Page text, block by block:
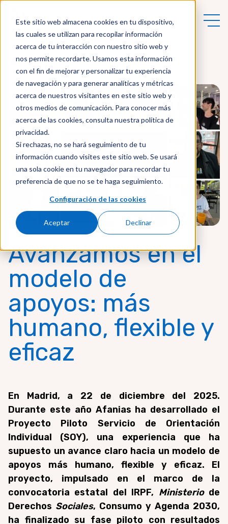
Este sitio web almacena cookies en tu dispositivo,
las cuales se utilizan para recopilar información
acerca de tu interacción con nuestro sitio web y
nos permite recordarte. Usamos esta información
con el fin de mejorar y personalizar tu experiencia
de navegación y para generar analíticas y métricas
acerca de nuestros visitantes en este sitio web y
otros medios de comunicación. Para conocer más
acerca de las cookies, consulta nuestra política de
privacidad.
Si rechazas, no se hará seguimiento de tu
información cuando visites este sitio web. Se usará
una sola cookie en tu navegador para recordar tu
preferencia de que no se te haga seguimiento.
Configuración de las cookies
Aceptar Declinar
Actualidad
Avanzamos en el
modelo de
apoyos: más
humano, flexible y
eficaz
En Madrid, a 22 de diciembre del 2025.
Durante este año Afanias ha desarrollado el
Proyecto Piloto Servicio de Orientación
Individual (SOY), una experiencia que ha
supuesto un avance claro hacia un modelo de
apoyos más humano, flexible y eficaz. El
proyecto, impulsado en el marco de la
convocatoria estatal del IRPF, Ministeriode
Derechos Sociales, Consumo y Agenda 2030,
ha finalizado su fase piloto con resultados